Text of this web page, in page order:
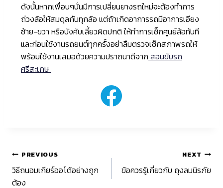
ดังนั้นหากเพื่อนๆนั่นมีการเปลี่ยนยางรถใหม่จะต้องทำการ
ถ่วงล้อให้สมดุลกันทุกล้อ แต่ถ้าเกิดอาการรถมีอาการเอียง
ซ้าย-ขวา หรือบังคับเลี้ยวผิดปกติ ให้ทำการเช็กศูนย์ล้อทันที
และก่อนใช้งานรถยนต์ทุกครั้งอย่าลืมตรวจเช็กสภาพรถให้
พร้อมใช้งานเสมอด้วยความปราถนาดีจาก สอนขับรถ
ศรีสะเกษ
PREVIOUS
วิธีถนอมเกียร์ออโต้อย่างถูก
ต้อง
NEXT
ข้อควรรู้เกี่ยวกับ ถุงลมนิรภัย